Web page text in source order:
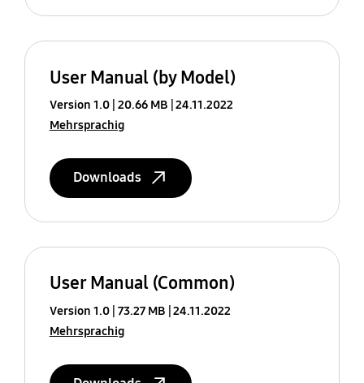
User Manual (by Model)
Version 1.0 20.66 MB 24.11.2022
Mehrsprachig
Downloads
User Manual (Common)
Version 1.0 73.27 MB 24.11.2022
Mehrsprachig